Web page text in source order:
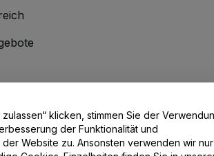
/ Kontakt
zulassen“ klicken, stimmen Sie der
der Funktionalität und
verwenden wir nur